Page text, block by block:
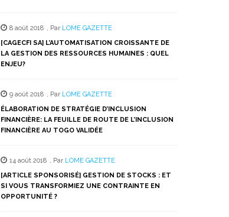
une
nouvelle
fenêtre)
une
nouvelle
fenêtre)
une
nouvelle
fenêtre)
une
nouvelle
fenêtre)
une
nouvelle
fenêtre)
8 août 2018 , Par LOME GAZETTE
[CAGECFI SA] L’AUTOMATISATION CROISSANTE DE
LA GESTION DES RESSOURCES HUMAINES : QUEL
ENJEU?
9 août 2018 , Par LOME GAZETTE
ÉLABORATION DE STRATÉGIE D’INCLUSION
FINANCIÈRE: LA FEUILLE DE ROUTE DE L’INCLUSION
FINANCIÈRE AU TOGO VALIDÉE
14 août 2018 , Par LOME GAZETTE
[ARTICLE SPONSORISÉ] GESTION DE STOCKS : ET
SI VOUS TRANSFORMIEZ UNE CONTRAINTE EN
OPPORTUNITÉ ?